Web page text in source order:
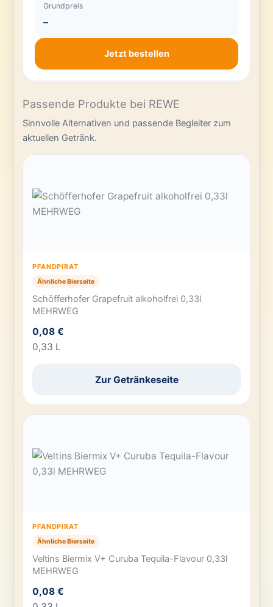
Grundpreis
–
Jetzt bestellen
Passende Produkte bei REWE
Sinnvolle Alternativen und passende Begleiter zum
aktuellen Getränk.
PFANDPIRAT
Ähnliche Bierseite
Schöfferhofer Grapefruit alkoholfrei 0,33l
MEHRWEG
0,08 €
0,33 L
Zur Getränkeseite
PFANDPIRAT
Ähnliche Bierseite
Veltins Biermix V+ Curuba Tequila-Flavour 0,33l
MEHRWEG
0,08 €